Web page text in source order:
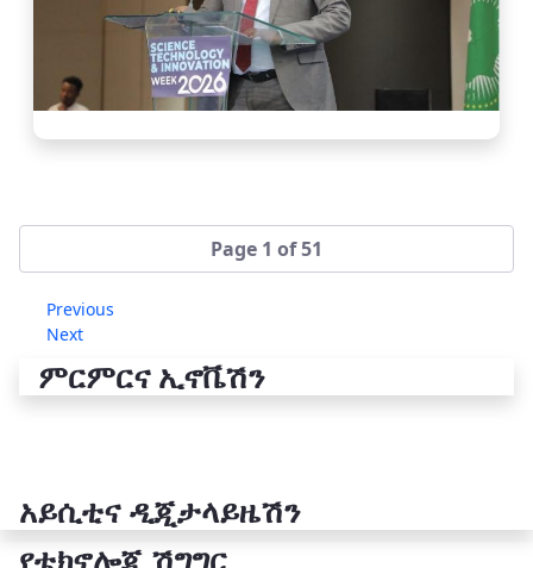
Page 1 of 51
Previous
Next
ምርምርና ኢኖቬሽን
አይሲቲና ዲጂታላይዜሽን